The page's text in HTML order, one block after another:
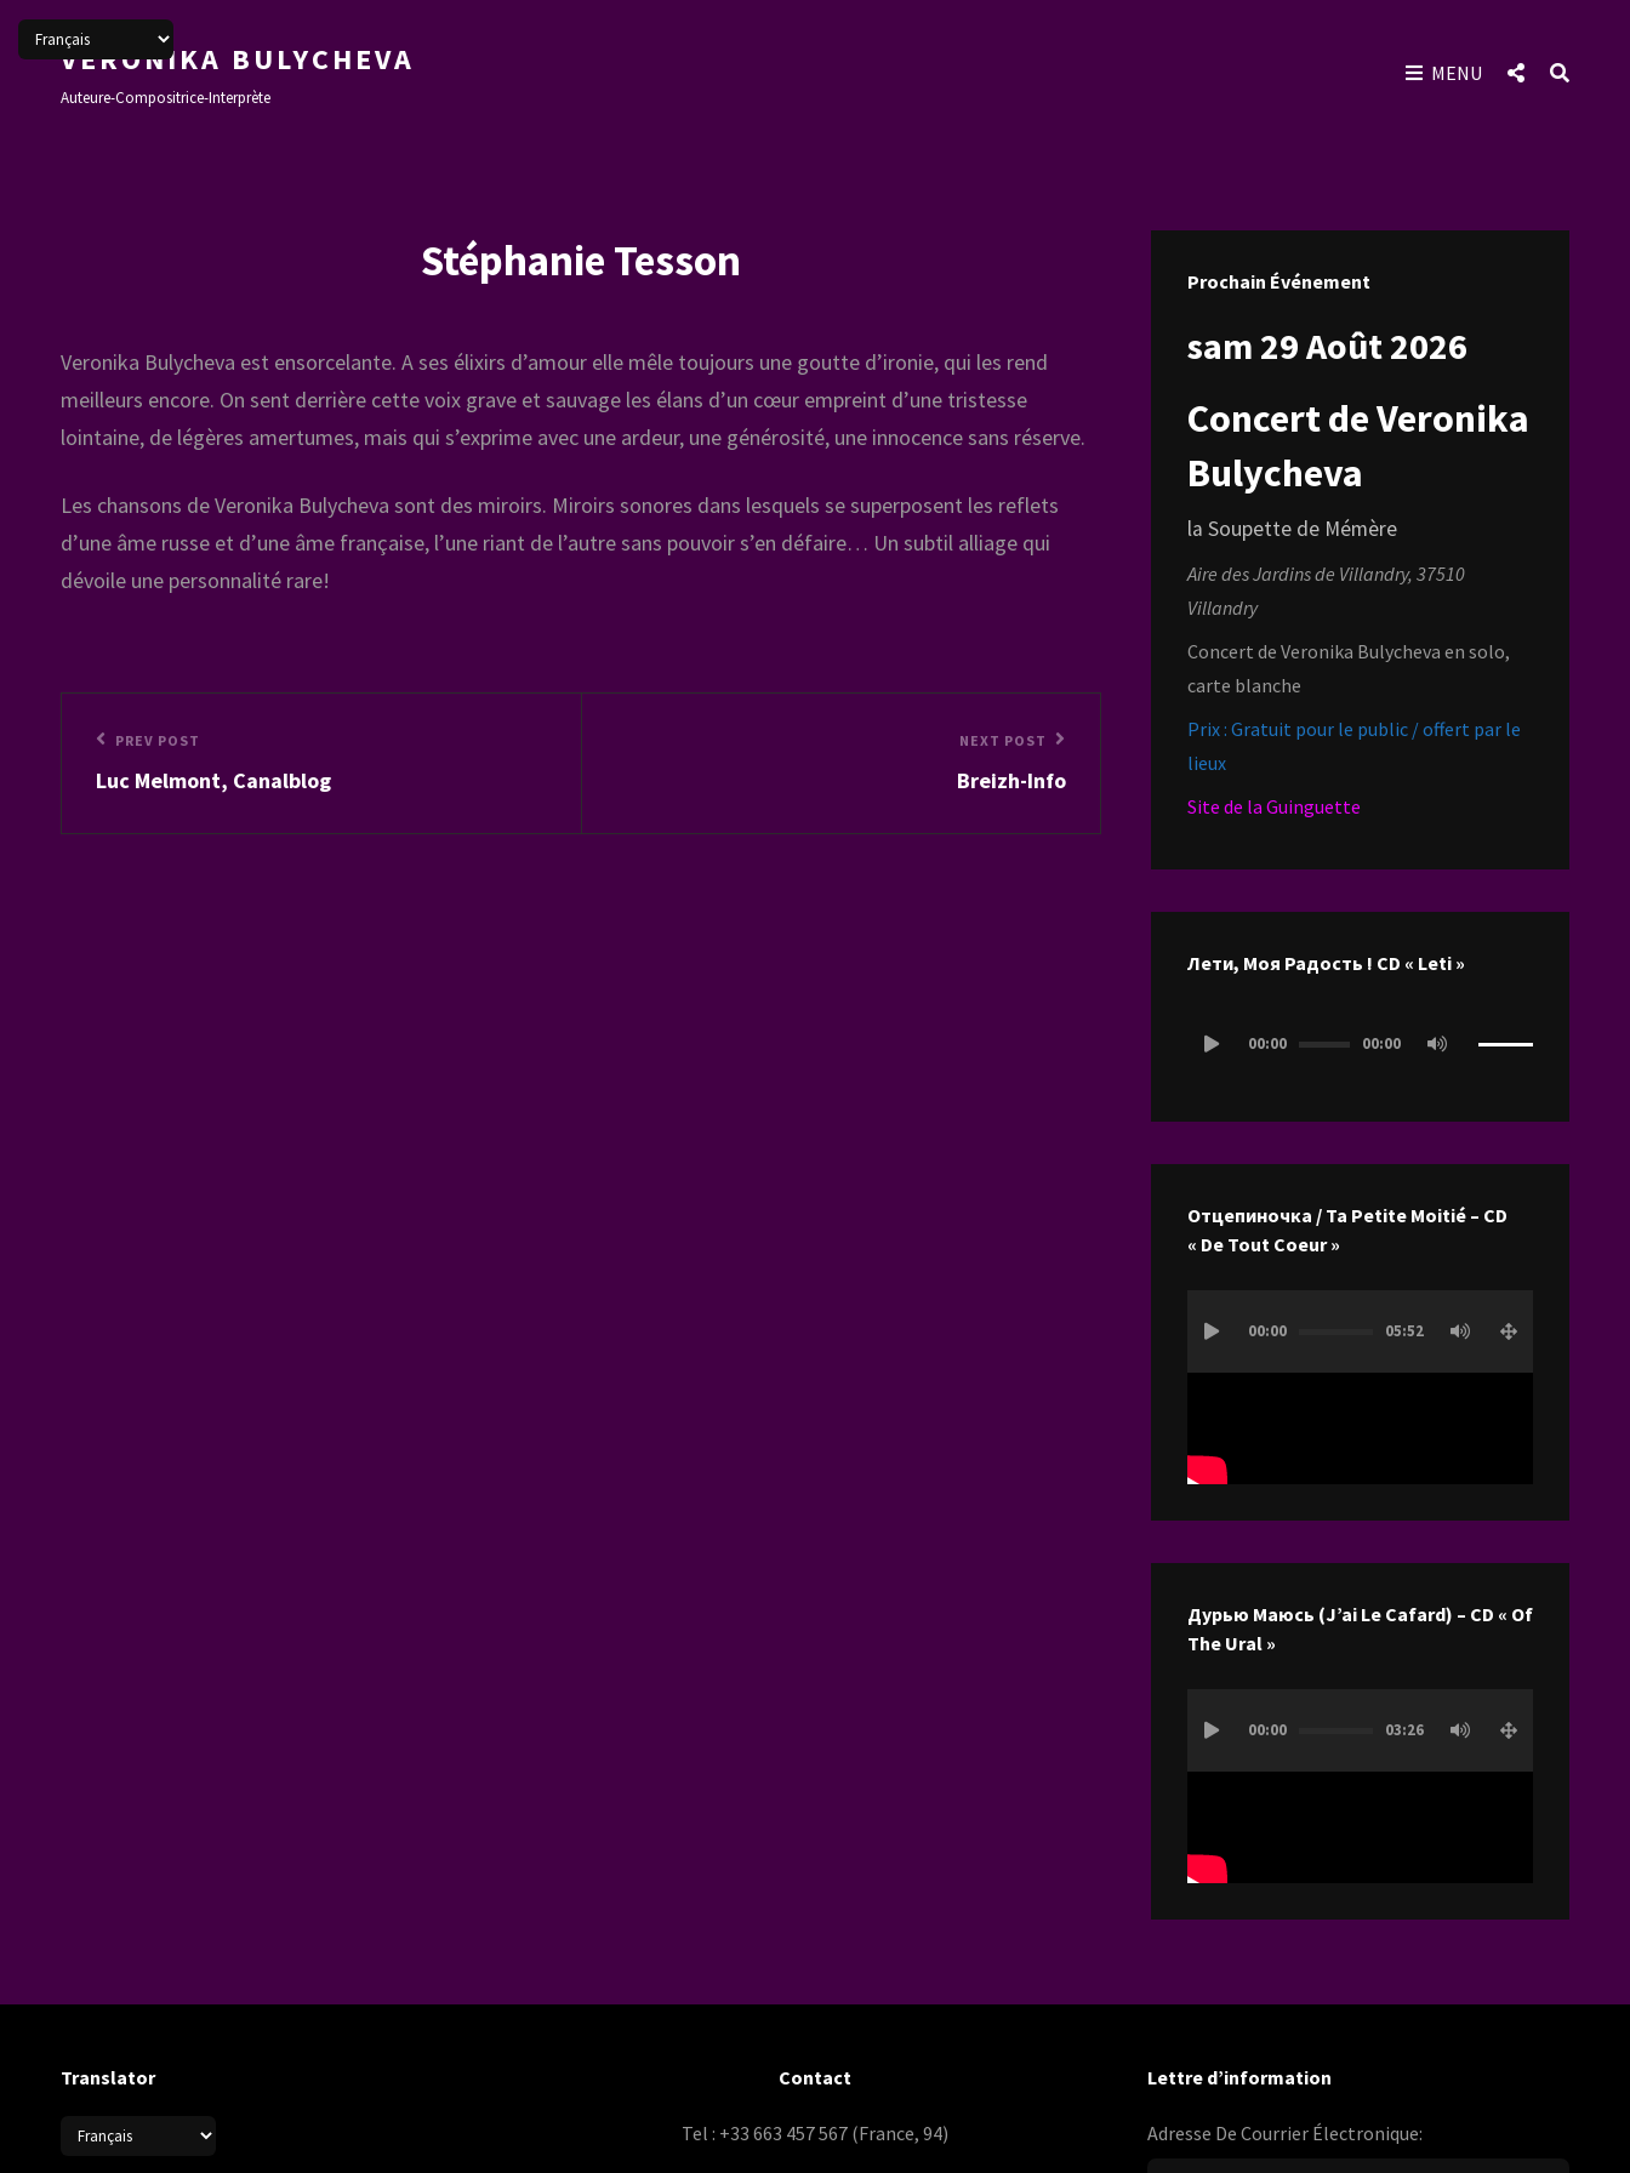
VERONIKA BULYCHEVA
Auteure-Compositrice-Interprète
MENU
SOCIAL
Stéphanie Tesson
Veronika Bulycheva est ensorcelante. A ses élixirs d’amour elle mêle toujours une goutte d’ironie, qui les rend
meilleurs encore. On sent derrière cette voix grave et sauvage les élans d’un cœur empreint d’une tristesse
lointaine, de légères amertumes, mais qui s’exprime avec une ardeur, une générosité, une innocence sans réserve.
Les chansons de Veronika Bulycheva sont des miroirs. Miroirs sonores dans lesquels se superposent les reflets
d’une âme russe et d’une âme française, l’une riant de l’autre sans pouvoir s’en défaire… Un subtil alliage qui
dévoile une personnalité rare!
Navigation
de
l’article
Previous
Post
PREV POST
Luc Melmont, Canalblog
NEXT POST
Breizh-Info
Prochain Événement
sam 29 Août 2026
Concert de Veronika
Bulycheva
la Soupette de Mémère
Aire des Jardins de Villandry, 37510
Villandry
Concert de Veronika Bulycheva en solo,
carte blanche
Prix : Gratuit pour le public / offert par le
lieux
Site de la Guinguette
Лети, Моя Радость ! CD « Leti »
audio
00:00 00:00
flèches
haut/bas
augmenter
Отцепиночка / Ta Petite Moitié – CD
« De Tout Coeur »
vidéo
00:00 05:52
Дурью Маюсь (J’ai Le Cafard) – CD « Of
The Ural »
vidéo
00:00 03:26
Translator Contact
Tel : +33 663 457 567 (France, 94)
Lettre d’information
Adresse De Courrier Électronique: